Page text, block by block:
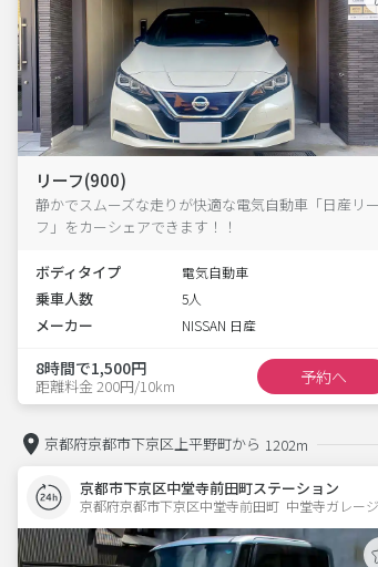
リーフ(900)
静かでスムーズな走りが快適な電気自動車「日産リー
フ」をカーシェアできます！！
ボディタイプ 電気自動車
乗車人数 5人
メーカー NISSAN 日産
8時間で1,500円
距離料金 200円/10km 予約へ
京都府京都市下京区上平野町から 1202m
京都市下京区中堂寺前田町ステーション
京都府京都市下京区中堂寺前田町  中堂寺ガレージ